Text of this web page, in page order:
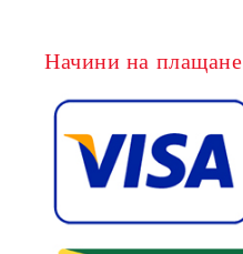
Начини на плащане